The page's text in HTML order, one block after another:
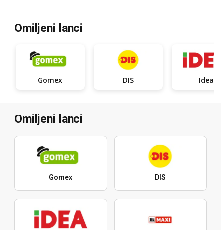
Omiljeni lanci
Gomex DIS Idea
Omiljeni lanci
Gomex DIS